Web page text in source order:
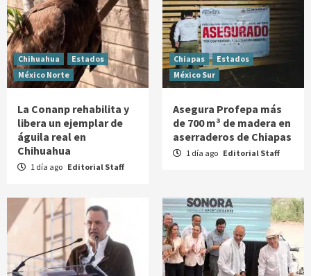
Chihuahua
Estados
México Norte
La Conanp rehabilita y
libera un ejemplar de
águila real en
Chihuahua
1 día ago Editorial Staff
Chiapas
Estados
México Sur
Asegura Profepa más
de 700 m³ de madera en
aserraderos de Chiapas
1 día ago Editorial Staff